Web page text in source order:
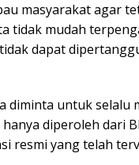
masyarakat agar
tidak mudah
dapat
diminta untuk selalu
diperoleh dari
resmi yang telah